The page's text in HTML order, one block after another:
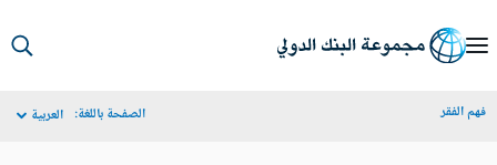
الفقر الصفحة باللغة: العربية